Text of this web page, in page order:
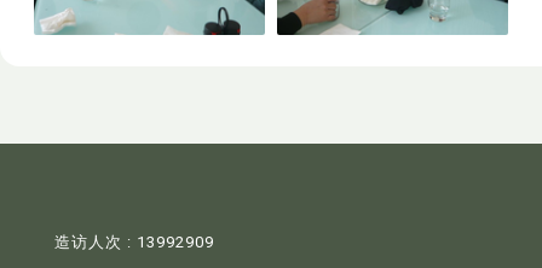
造访人次 : 13992909